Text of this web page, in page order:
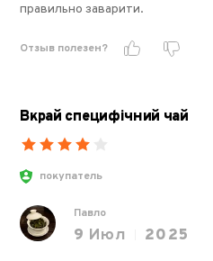
правильно заварити.
Отзыв полезен?
Вкрай специфічний чай
покупатель
Павло
9 Июл
2025